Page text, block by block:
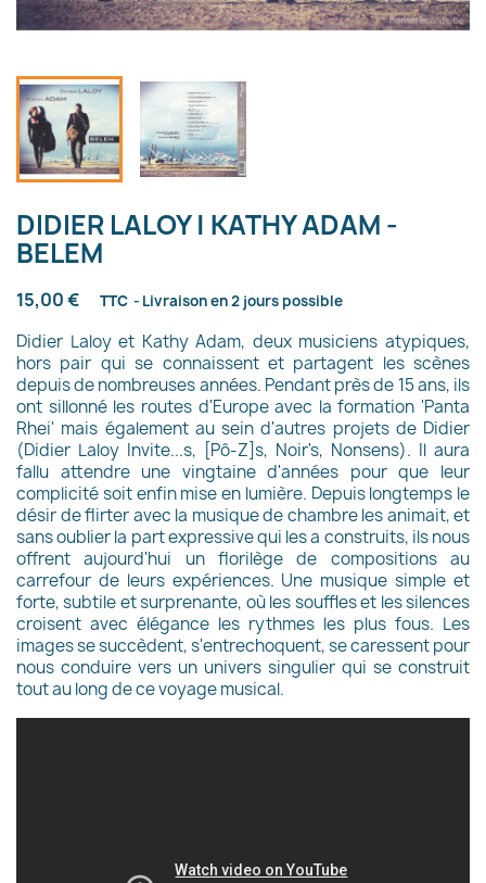
DIDIER LALOY | KATHY ADAM -
BELEM
15,00 € TTC Livraison en 2 jours possible
Didier Laloy et Kathy Adam, deux musiciens atypiques,
hors pair qui se connaissent et partagent les scènes
depuis de nombreuses années. Pendant près de 15 ans, ils
ont sillonné les routes d'Europe avec la formation 'Panta
Rhei' mais également au sein d'autres projets de Didier
(Didier Laloy Invite...s, [Pô-Z]s, Noir's, Nonsens). Il aura
fallu attendre une vingtaine d'années pour que leur
complicité soit enfin mise en lumière. Depuis longtemps le
désir de flirter avec la musique de chambre les animait, et
sans oublier la part expressive qui les a construits, ils nous
offrent aujourd'hui un florilège de compositions au
carrefour de leurs expériences. Une musique simple et
forte, subtile et surprenante, où les souffles et les silences
croisent avec élégance les rythmes les plus fous. Les
images se succèdent, s'entrechoquent, se caressent pour
nous conduire vers un univers singulier qui se construit
tout au long de ce voyage musical.